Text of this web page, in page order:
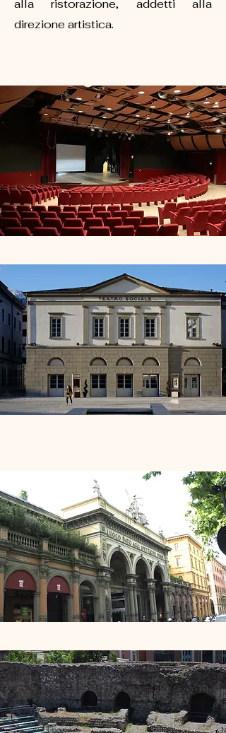
alla ristorazione, addetti alla
direzione artistica.